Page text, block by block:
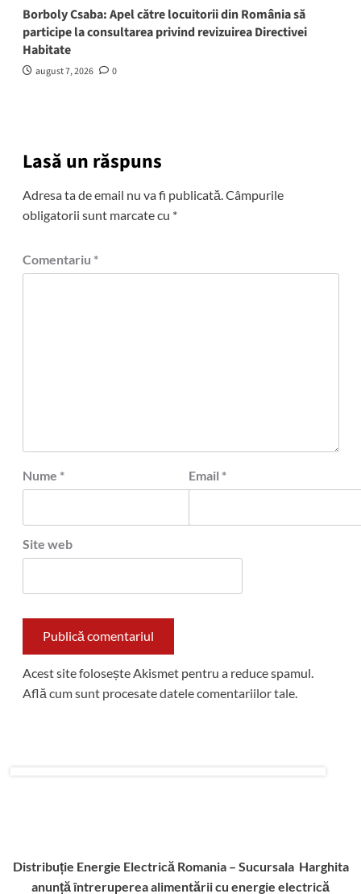
Borboly Csaba: Apel către locuitorii din România să
participe la consultarea privind revizuirea Directivei
Habitate
august 7, 2026 0
Lasă un răspuns
Adresa ta de email nu va fi publicată. Câmpurile
obligatorii sunt marcate cu *
Comentariu *
Nume * Email *
Site web
Acest site folosește Akismet pentru a reduce spamul.
Află cum sunt procesate datele comentariilor tale.
Distribuție Energie Electrică Romania – Sucursala Harghita
anunță întreruperea alimentării cu energie electrică